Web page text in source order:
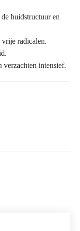
huidstructuur en
radicalen.
verzachten intensief.